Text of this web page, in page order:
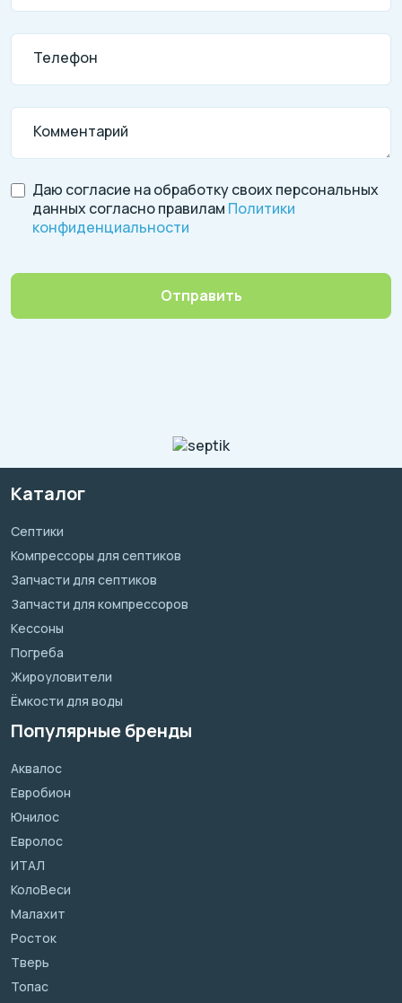
Телефон
Комментарий
Даю согласие на обработку своих персональных
данных согласно правилам Политики
конфиденциальности
Отправить
Каталог
Септики
Компрессоры для септиков
Запчасти для септиков
Запчасти для компрессоров
Кессоны
Погреба
Жироуловители
Ёмкости для воды
Популярные бренды
Аквалос
Евробион
Юнилос
Евролос
ИТАЛ
КолоВеси
Малахит
Росток
Тверь
Топас